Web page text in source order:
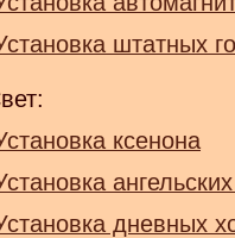
штатных
ксенона
дневных